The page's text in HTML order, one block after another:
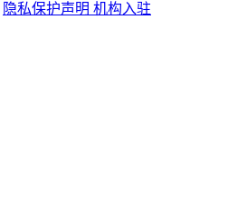
隐私保护声明 机构入驻